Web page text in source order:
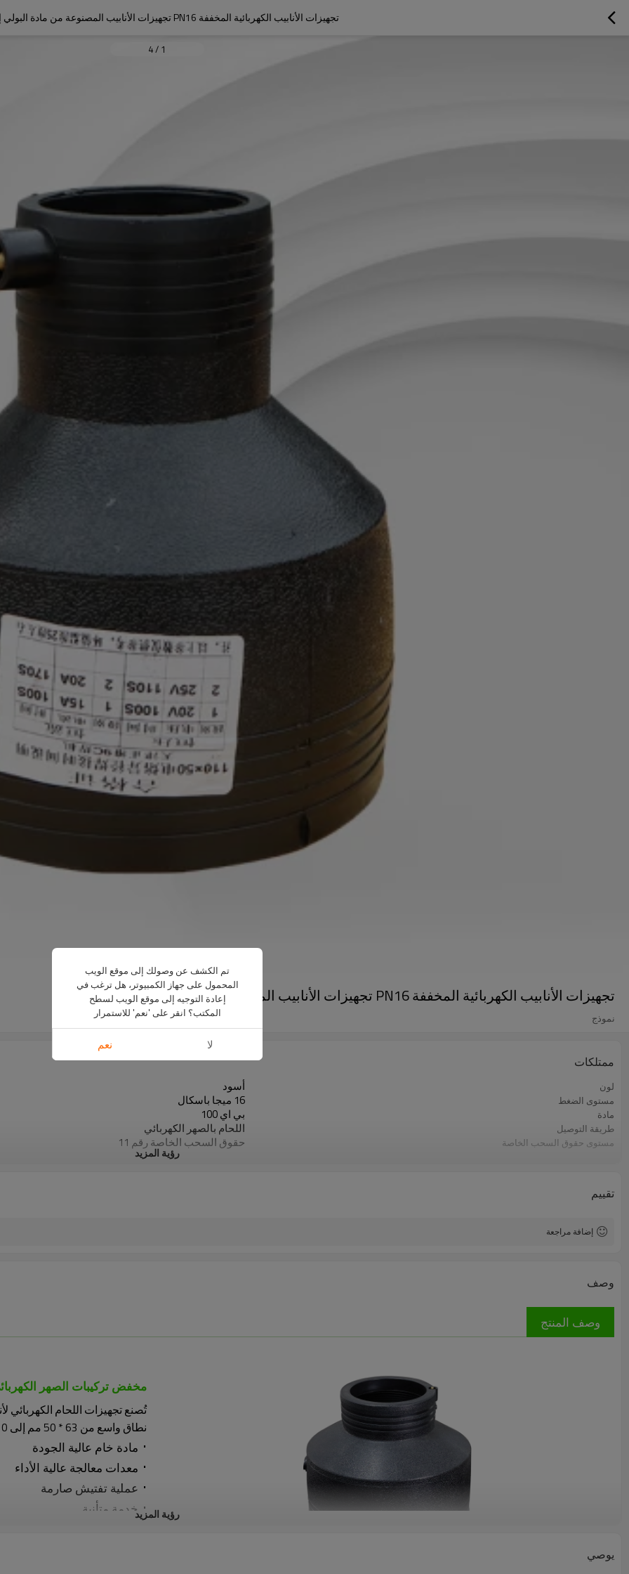
تجهيزات الأنابيب الكهربائية المخففة PN16 تجهيزات الأنابيب المصنوعة من مادة البولي إيثيلين
1
/
4
تجهيزات الأنابيب الكهربائية المخففة PN16 تجهيزات الأنابيب المصنوعة من مادة البولي إيثيلين
نموذج ريدسر
ممتلكات
لون أسود
مستوى الضغط 16 ميجا باسكال
مادة بي اي 100
طريقة التوصيل اللحام بالصهر الكهربائي
مستوى حقوق السحب الخاصة حقوق السحب الخاصة رقم 11
رؤية المزيد
تقييم
إضافة مراجعة
وصف
وصف المنتج
مخفض تركيبات الصهر
نطاق واسع من 63 * 50 مم إلى 630 * 500 مم ومستويات ضغط مختلفة من PN6 إلى PN16.
· مادة خام عالية الجودة
· معدات معالجة عالية الأداء
· عملية تفتيش صارمة
· خدمة متأنية
·
رؤية المزيد
يوصي
تم الكشف عن وصولك إلى موقع الويب
المحمول على جهاز الكمبيوتر، هل ترغب في
إعادة التوجيه إلى موقع الويب لسطح
المكتب؟ انقر على 'نعم' للاستمرار
لا نعم